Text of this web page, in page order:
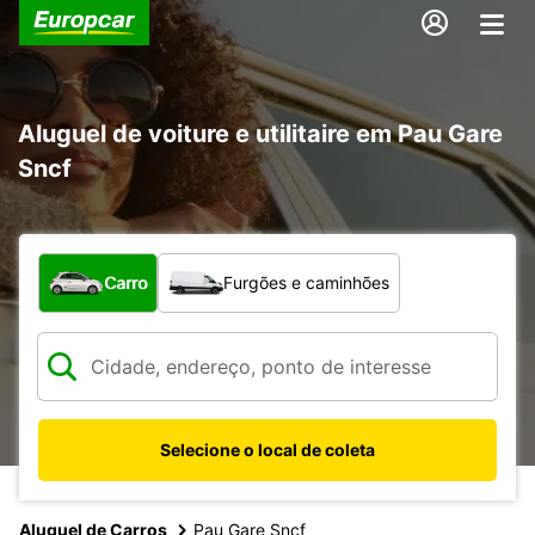
Aluguel de voiture e utilitaire em Pau Gare
Sncf
Qual tipo de veículo?
Carro Furgões e caminhões
Selecione o local de coleta
Aluguel de Carros Pau Gare Sncf